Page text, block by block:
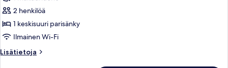
merinäköala
kuvat
2 henkilöä
1 keskisuuri parisänky
Ilmainen Wi-Fi
Lisätietoja
Lisätietoja